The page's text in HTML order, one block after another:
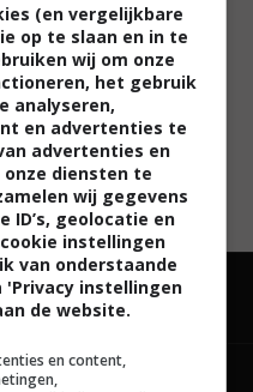
(en vergelijkbare
op te slaan en in te
wij om onze
het gebruik
analyseren,
en advertenties te
advertenties en
diensten te
wij gegevens
ID’s, geolocatie en
instellingen
van onderstaande
instellingen
de website.
en content,